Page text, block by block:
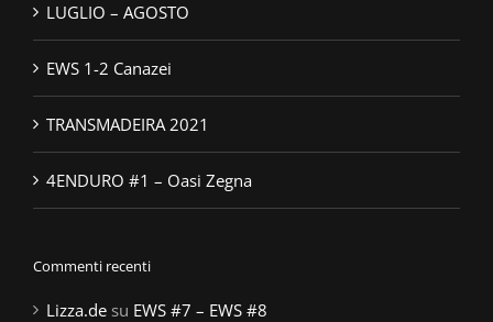
LUGLIO – AGOSTO
EWS 1-2 Canazei
TRANSMADEIRA 2021
4ENDURO #1 – Oasi Zegna
Commenti recenti
Lizza.de su EWS #7 – EWS #8